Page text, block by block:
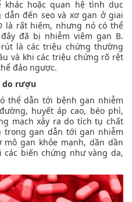
hoặc quan hệ tình dục
dẫn đến sẹo và xơ gan ở giai
là rất hiếm, nhưng nó có thể
đã bị nhiễm viêm gan B.
là các triệu chứng thường
và khi các triệu chứng rõ rệt
đảo ngược.
do rượu
thể dẫn tới bệnh gan nhiễm
huyết áp cao, béo phì,
mạch xảy ra do tích tụ chất
trong gan dẫn tới gan nhiễm
gan khỏe mạnh, dần dần
biến chứng như vàng da,